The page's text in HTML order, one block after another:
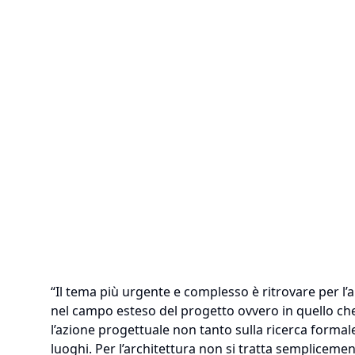
“Il tema più urgente e complesso è ritrovare per
nel campo esteso del progetto ovvero in quello
l’azione progettuale non tanto sulla ricerca
luoghi. Per l’architettura non si tratta